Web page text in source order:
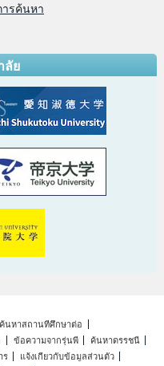
ารค้นหา
ลัย
ค้นหาสถานที่ศึกษาต่อ
ข้อความจากรุ่นพี่
ค้นหาดรรชนี
ร
แจ้งเกี่ยวกับข้อมูลส่วนตัว